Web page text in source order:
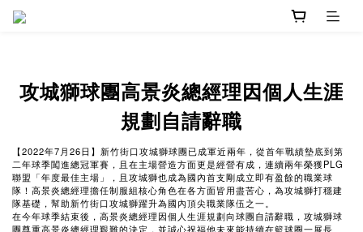
攻城獅球團高景炎總經理因個人生涯
規劃自請辭職
【2022年7月26日】新竹街口攻城獅球團已成軍近兩年，從首年戰績墊底到第
二年球季闖進總冠軍賽，且在主場營造方面更是經營有成，連續兩年榮獲PLG
聯盟「年度最佳主場」，且攻城獅也成為國內首支剛成立即有盈餘的職業球
隊！高景炎總經理擔任制服組核心角色在各方面皆用盡苦心，為攻城獅打穩建
隊基礎，幫助新竹街口攻城獅躍升為國內頂尖職業隊伍之一。
在今年球季結束後，高景炎總經理因個人生涯規劃向球團自請辭職，攻城獅球
團尊重高景炎總經理艱難的決定，並誠心祝福他未來能持續在籃球圈一展長